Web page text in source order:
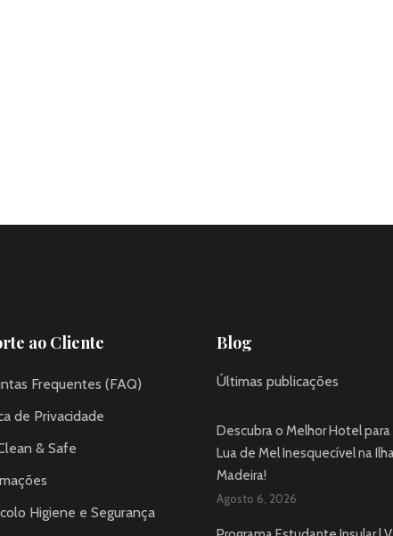
ao Cliente
Frequentes (FAQ)
de Privacidade
& Safe
Higiene e Segurança
Blog
Últimas publicações
Descubra o Melhor Hotel para
Lua de Mel Inesquecível na
Madeira!
Agosto 6, 2026